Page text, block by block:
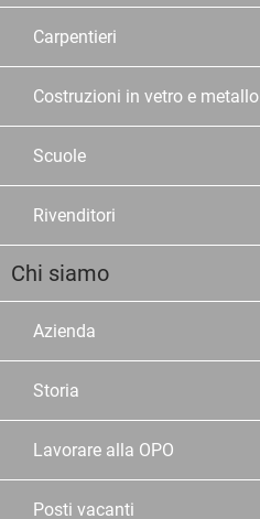
Carpentieri
Costruzioni in vetro e metallo
Scuole
Rivenditori
Chi siamo
Azienda
Storia
Lavorare alla OPO
Posti vacanti